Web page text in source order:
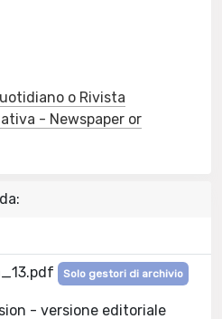
o Rivista
- Newspaper or
Solo gestori di archivio
- versione editoriale